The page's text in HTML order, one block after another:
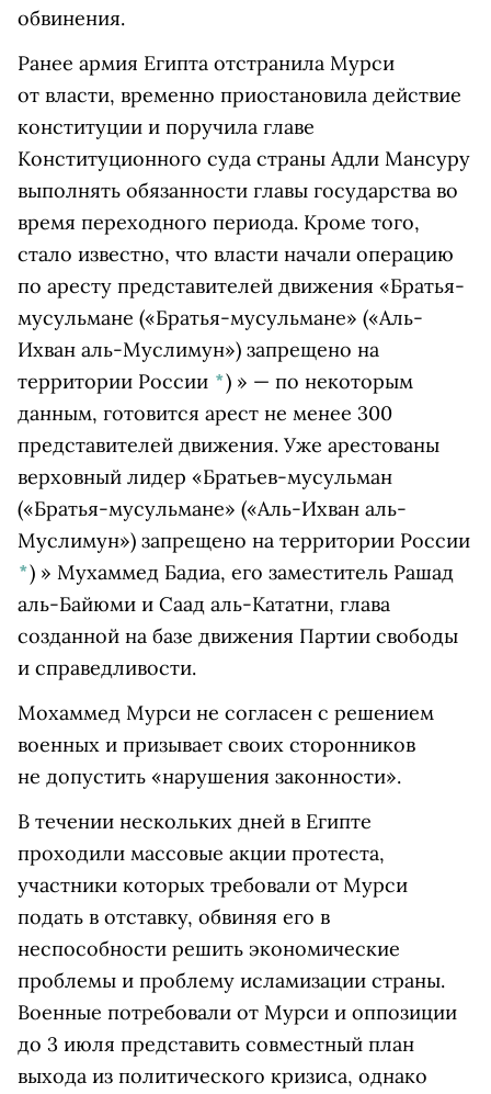
обвинения.
Ранее армия Египта отстранила Мурси
от власти, временно приостановила действие
конституции и поручила главе
Конституционного суда страны Адли Мансуру
выполнять обязанности главы государства во
время переходного периода. Кроме того,
стало известно, что власти начали операцию
по аресту представителей движения «Братья-
мусульмане («Братья-мусульмане» («Аль-
Ихван аль-Муслимун») запрещено на
территории России *) » — по некоторым
данным, готовится арест не менее 300
представителей движения. Уже арестованы
верховный лидер «Братьев-мусульман
(«Братья-мусульмане» («Аль-Ихван аль-
Муслимун») запрещено на территории России
*) » Мухаммед Бадиа, его заместитель Рашад
аль-Байюми и Саад аль-Кататни, глава
созданной на базе движения Партии свободы
и справедливости.
Мохаммед Мурси не согласен с решением
военных и призывает своих сторонников
не допустить «нарушения законности».
В течении нескольких дней в Египте
проходили массовые акции протеста,
участники которых требовали от Мурси
подать в отставку, обвиняя его в
неспособности решить экономические
проблемы и проблему исламизации страны.
Военные потребовали от Мурси и оппозиции
до 3 июля представить совместный план
выхода из политического кризиса, однако